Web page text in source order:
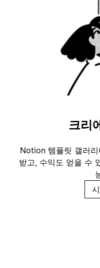
크리
Notion 템플릿 갤러
받고, 수익도 얻을 수